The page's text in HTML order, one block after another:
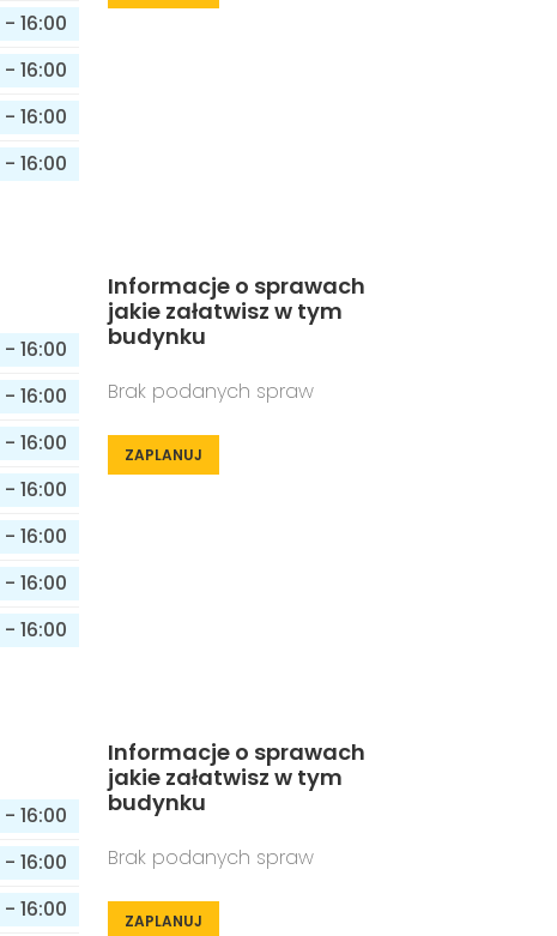
- 16:00
- 16:00
- 16:00
- 16:00
- 16:00
- 16:00
- 16:00
- 16:00
- 16:00
- 16:00
- 16:00
Informacje o sprawach
jakie załatwisz w tym
budynku
Brak podanych spraw
ZAPLANUJ
- 16:00
- 16:00
- 16:00
Informacje o sprawach
jakie załatwisz w tym
budynku
Brak podanych spraw
ZAPLANUJ